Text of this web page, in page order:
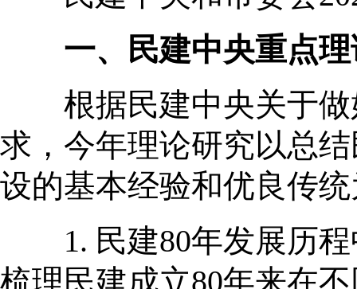
一、民建中央重点
根据民建中央关于做
求，今年理论研究以总
设的基本经验和优良传
1. 民建80年发展历程
梳理民建成立80年来在